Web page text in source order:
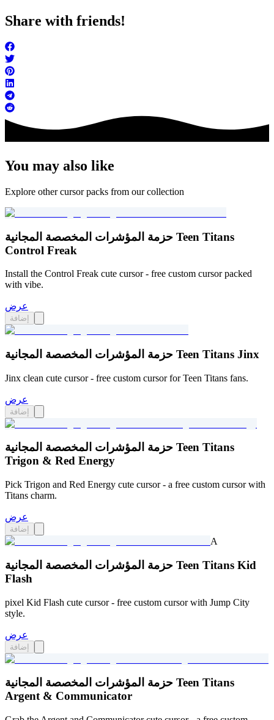
Share with friends!
You may also like
Explore other cursor packs from our collection
حزمة المؤشرات المخصصة المجانية Teen Titans
Control Freak
Install the Control Freak cute cursor - free custom cursor packed
with vibe.
عرض
إضافة
حزمة المؤشرات المخصصة المجانية Teen Titans Jinx
Jinx clean cute cursor - free custom cursor for Teen Titans fans.
عرض
إضافة
حزمة المؤشرات المخصصة المجانية Teen Titans
Trigon & Red Energy
Pick Trigon and Red Energy cute cursor - a free custom cursor with
Titans charm.
عرض
إضافة
A
حزمة المؤشرات المخصصة المجانية Teen Titans Kid
Flash
pixel Kid Flash cute cursor - free custom cursor with Jump City
style.
عرض
إضافة
حزمة المؤشرات المخصصة المجانية Teen Titans
Argent & Communicator